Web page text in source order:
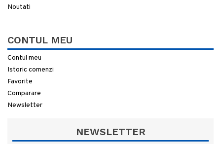
Noutati
CONTUL MEU
Contul meu
Istoric comenzi
Favorite
Comparare
Newsletter
NEWSLETTER